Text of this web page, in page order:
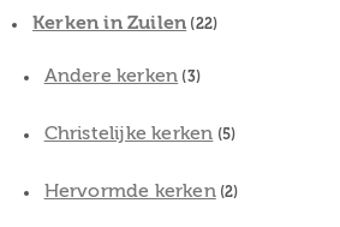
Kerken in Zuilen (22)
Andere kerken (3)
Christelijke kerken (5)
Hervormde kerken(2)